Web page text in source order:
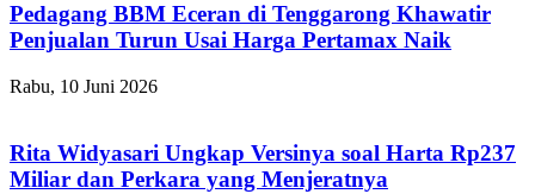
Pedagang BBM Eceran di Tenggarong Khawatir
Penjualan Turun Usai Harga Pertamax Naik
Rabu, 10 Juni 2026
Rita Widyasari Ungkap Versinya soal Harta Rp237
Miliar dan Perkara yang Menjeratnya